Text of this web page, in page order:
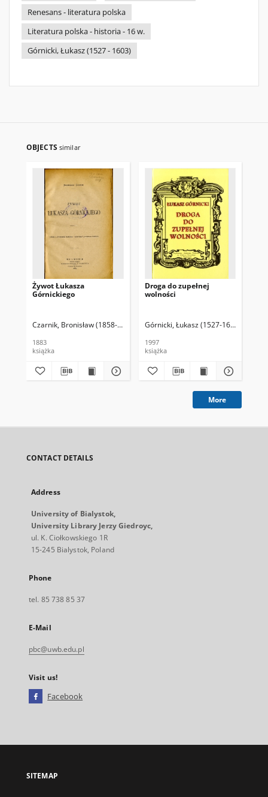
Renesans - literatura polska
Literatura polska - historia - 16 w.
Górnicki, Łukasz (1527 - 1603)
OBJECTS similar
Żywot Łukasza
Górnickiego
Czarnik, Bronisław (1858-1918)
1883
książka
Droga do zupełnej
wolności
Górnicki, Łukasz (1527-1603)
1997
książka
More
CONTACT DETAILS
Address
University of Bialystok,
University Library Jerzy Giedroyc,
ul. K. Ciołkowskiego 1R
15-245 Bialystok, Poland
Phone
tel. 85 738 85 37
E-Mail
pbc@uwb.edu.pl
Visit us!
Facebook
open
new
SITEMAP